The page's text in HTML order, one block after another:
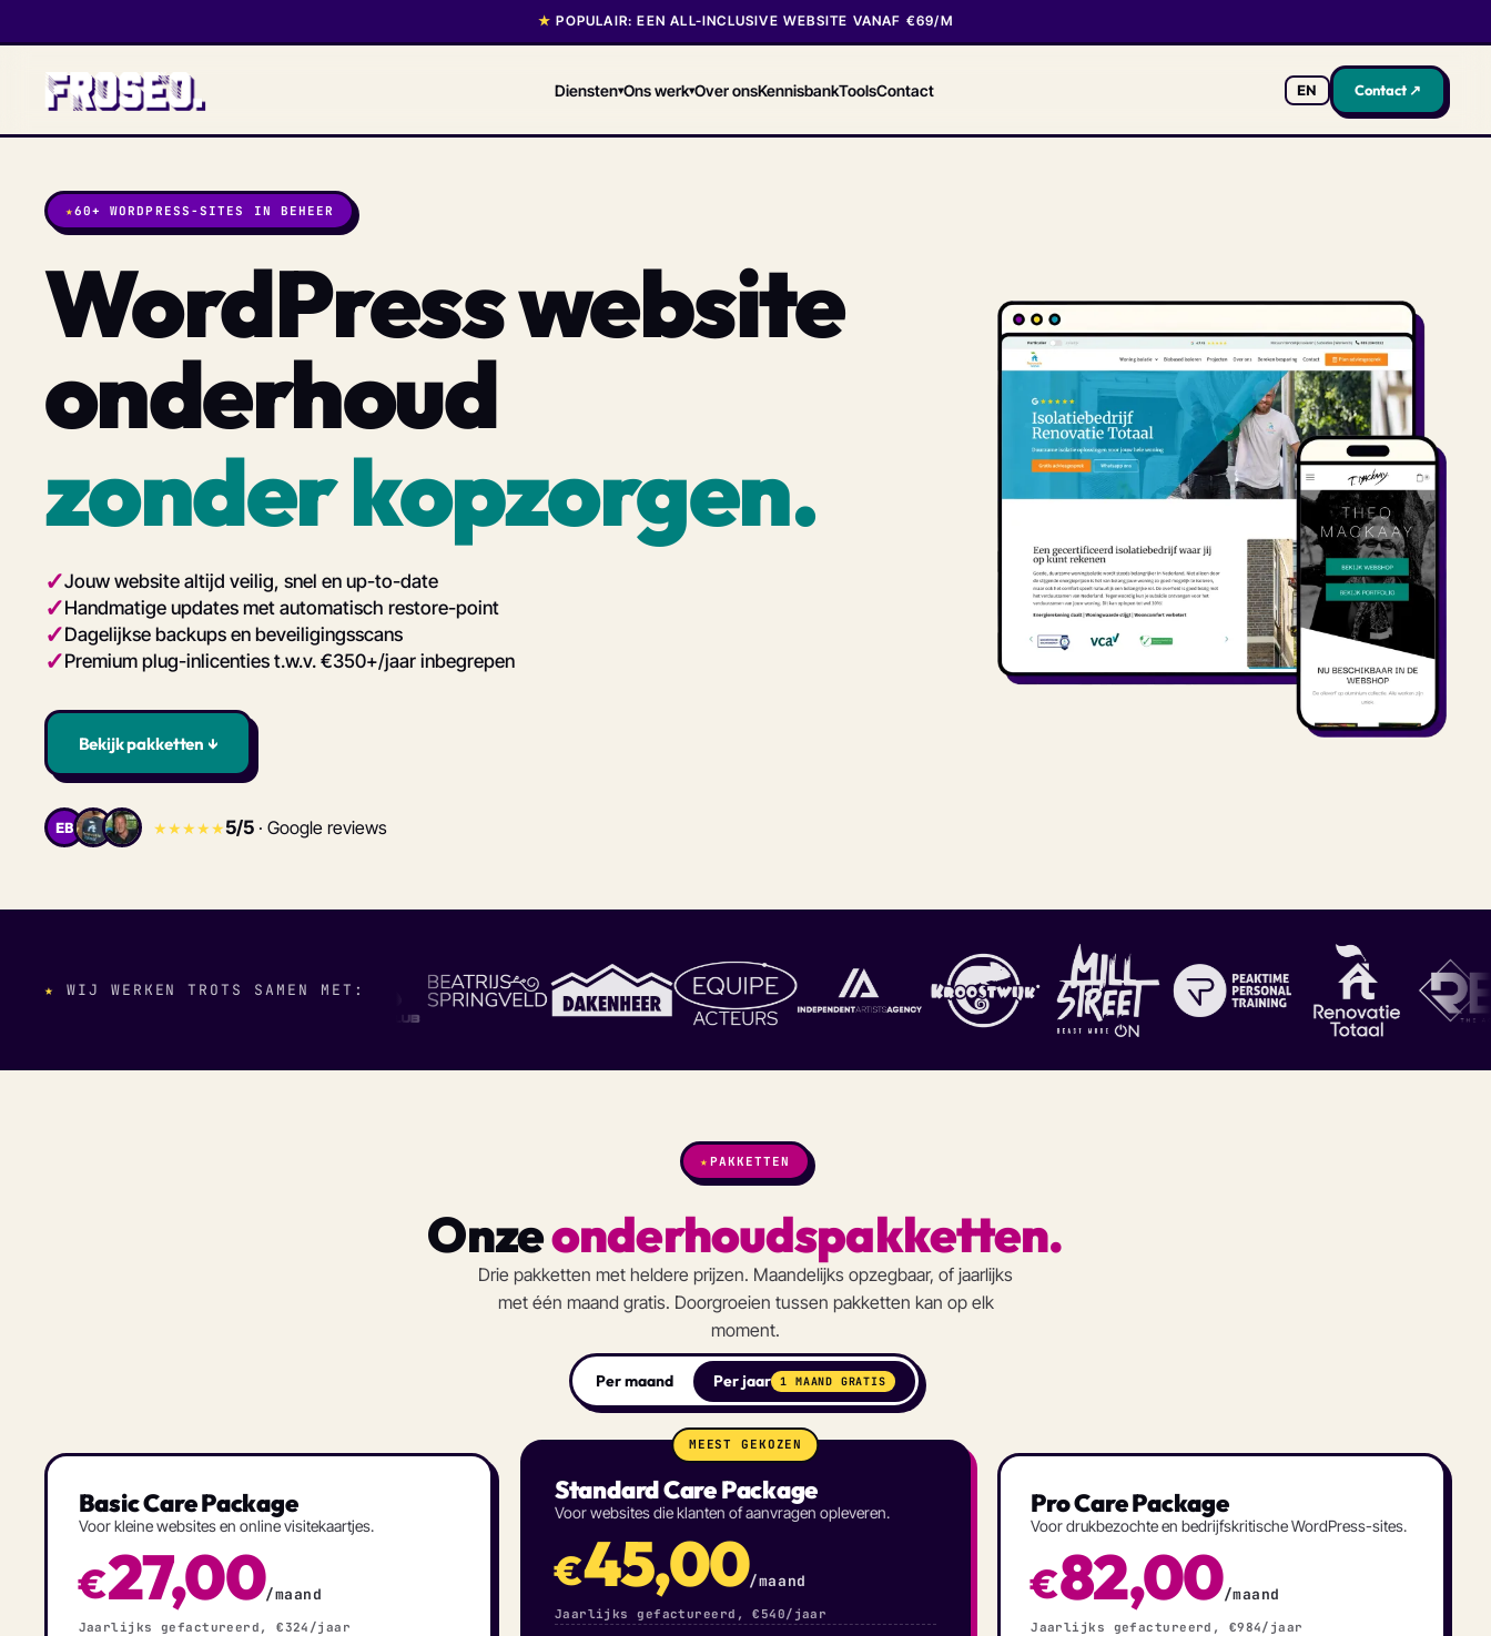
★ POPULAIR: EEN ALL-INCLUSIVE WEBSITE VANAF €69/M
Diensten▾Ons werk▾Over onsKennisbankToolsContact EN Contact ↗
★60+ WORDPRESS-SITES IN BEHEER
WordPress website
onderhoud
zonder kopzorgen.
Jouw website altijd veilig, snel en up-to-date
Handmatige updates met automatisch restore-point
Dagelijkse backups en beveiligingsscans
Premium plug-inlicenties t.w.v. €350+/jaar inbegrepen
Bekijk pakketten ↓
EB ★★★★★5/5 · Google reviews
★ WIJ WERKEN TROTS SAMEN MET:
★ PAKKETTEN
Onzeonderhoudspakketten.
Drie pakketten met heldere prijzen. Maandelijks opzegbaar, of jaarlijks
met één maand gratis. Doorgroeien tussen pakketten kan op elk
moment.
Per maand Per jaar 1 MAAND GRATIS
Basic Care Package
Voor kleine websites en online visitekaartjes.
€27,00/maand
Jaarlijks gefactureerd, €324/jaar
MEEST GEKOZEN
Standard Care Package
Voor websites die klanten of aanvragen opleveren.
€45,00/maand
Jaarlijks gefactureerd, €540/jaar
Pro Care Package
Voor drukbezochte en bedrijfskritische WordPress-sites.
€82,00/maand
Jaarlijks gefactureerd, €984/jaar